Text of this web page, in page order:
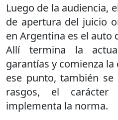
Luego de la audiencia,
de apertura del juicio
en Argentina es el auto
Allí termina la
garantías y comienza la
ese punto, también se
rasgos, el
implementa la norma.